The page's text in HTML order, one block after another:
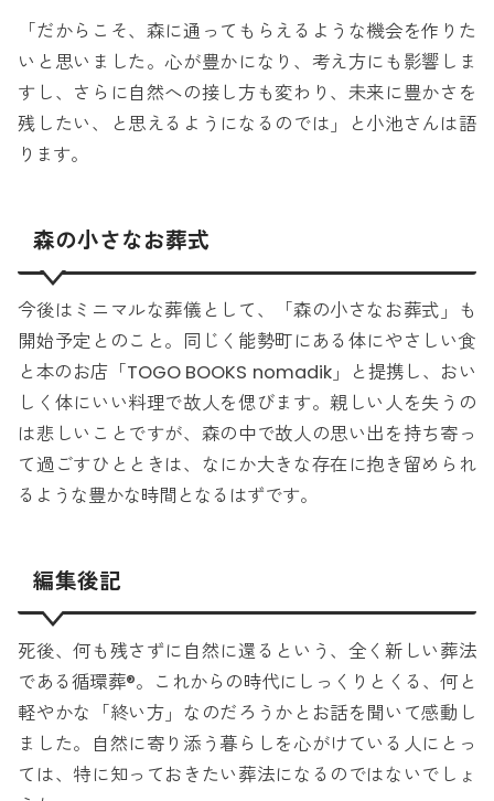
「だからこそ、森に通ってもらえるような機会を作りた
いと思いました。心が豊かになり、考え方にも影響しま
すし、さらに自然への接し方も変わり、未来に豊かさを
残したい、と思えるようになるのでは」と小池さんは語
ります。
森の小さなお葬式
今後はミニマルな葬儀として、「森の小さなお葬式」も
開始予定とのこと。同じく能勢町にある体にやさしい食
と本のお店「TOGO BOOKS nomadik」と提携し、おい
しく体にいい料理で故人を偲びます。親しい人を失うの
は悲しいことですが、森の中で故人の思い出を持ち寄っ
て過ごすひとときは、なにか大きな存在に抱き留められ
るような豊かな時間となるはずです。
編集後記
死後、何も残さずに自然に還るという、全く新しい葬法
である循環葬®。これからの時代にしっくりとくる、何と
軽やかな「終い方」なのだろうかとお話を聞いて感動し
ました。自然に寄り添う暮らしを心がけている人にとっ
ては、特に知っておきたい葬法になるのではないでしょ